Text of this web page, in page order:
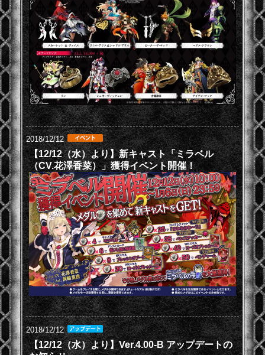
2018/12/12
【12/12（水）より】新キャスト「ミラベル
（CV.花澤香菜）」獲得イベント開催！
2018/12/12
【12/12（水）より】Ver.4.00-B アップデートの